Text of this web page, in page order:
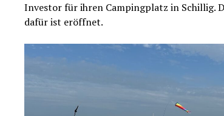
Investor für ihren Campingplatz in Schillig.
dafür ist eröffnet.